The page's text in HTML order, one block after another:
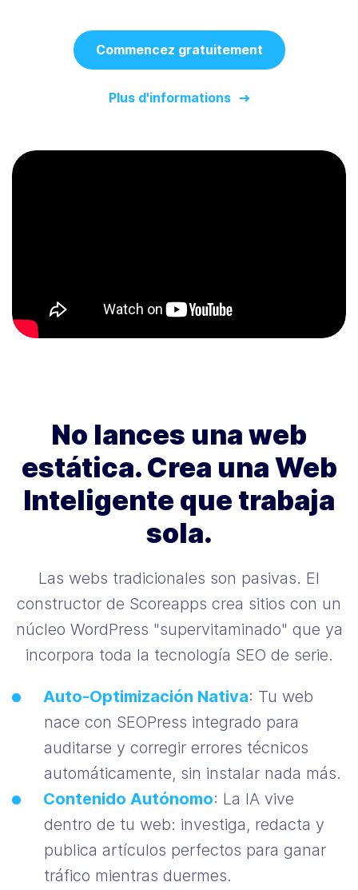
Commencez gratuitement
Plus d'informations
No lances una web
estática. Crea una Web
Inteligente que trabaja
sola.
Las webs tradicionales son pasivas. El
constructor de Scoreapps crea sitios con un
núcleo WordPress "supervitaminado" que ya
incorpora toda la tecnología SEO de serie.
Auto-Optimización Nativa: Tu web
nace con SEOPress integrado para
auditarse y corregir errores técnicos
automáticamente, sin instalar nada más.
Contenido Autónomo: La IA vive
dentro de tu web: investiga, redacta y
publica artículos perfectos para ganar
tráfico mientras duermes.